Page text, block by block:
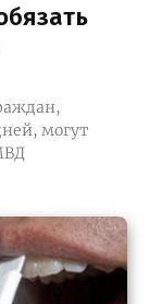
могут